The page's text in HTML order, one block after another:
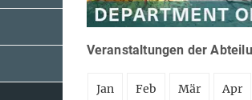
Veranstaltungen der
Jan Feb Mär Apr